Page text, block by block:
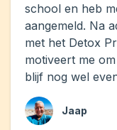
school en heb
aangemeld. Na
met het Detox
motiveert me
blijf nog wel
Jaap